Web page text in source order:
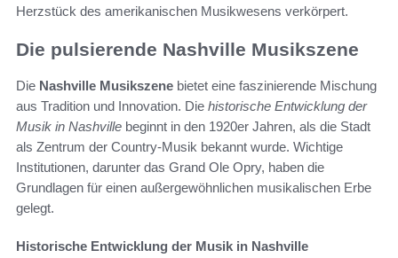
Herzstück des amerikanischen Musikwesens verkörpert.
Die pulsierende Nashville Musikszene
Die Nashville Musikszene bietet eine faszinierende Mischung
aus Tradition und Innovation. Die historische Entwicklung der
Musik in Nashville beginnt in den 1920er Jahren, als die Stadt
als Zentrum der Country-Musik bekannt wurde. Wichtige
Institutionen, darunter das Grand Ole Opry, haben die
Grundlagen für einen außergewöhnlichen musikalischen Erbe
gelegt.
Historische Entwicklung der Musik in Nashville